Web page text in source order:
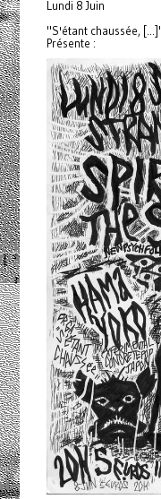
Lundi 8 Juin
"S'étant chaussée,
Présente :